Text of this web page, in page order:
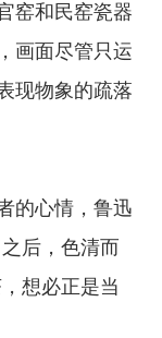
窑和民窑瓷器
画面尽管只运
现物象的疏落
的心情，鲁迅
后，色清而
想必正是当